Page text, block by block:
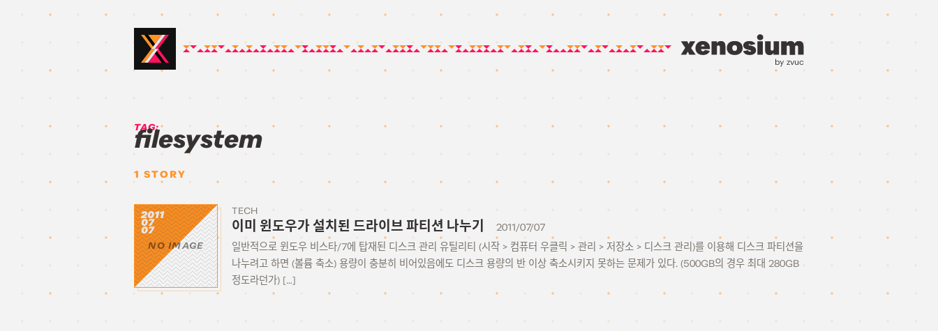
by zvuc
TAG:
filesystem
1 STORY
NO IMAGE
2011
07
07
TECH
이미 윈도우가 설치된 드라이브 파티션 나누기
2011/07/07
일반적으로 윈도우 비스타/7에 탑재된 디스크 관리 유틸리티 (시작 > 컴퓨터 우클릭 > 관리 > 저장소 > 디스크 관리)를 이용해 디스크 파티션을
나누려고 하면 (볼륨 축소) 용량이 충분히 비어있음에도 디스크 용량의 반 이상 축소시키지 못하는 문제가 있다. (500GB의 경우 최대 280GB
정도라던가) […]